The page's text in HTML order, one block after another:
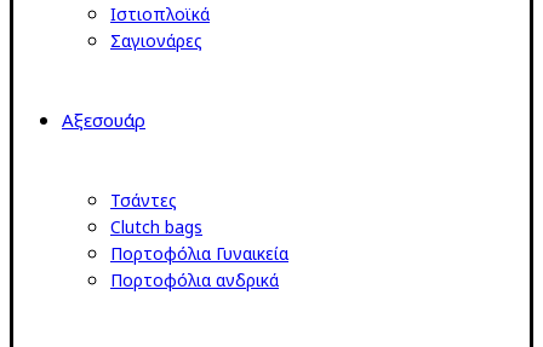
Ιστιοπλοϊκά
Σαγιονάρες
Αξεσουάρ
Τσάντες
Clutch bags
Πορτοφόλια Γυναικεία
Πορτοφόλια ανδρικά